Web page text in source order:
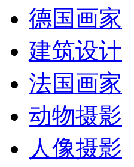
德国画家
建筑设计
法国画家
动物摄影
人像摄影